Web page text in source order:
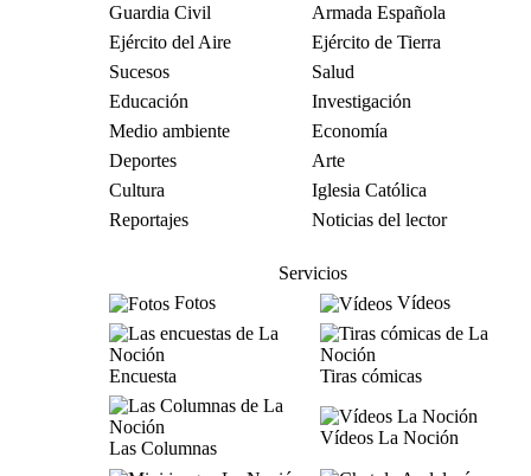
Guardia Civil
Armada Española
Ejército del Aire
Ejército de Tierra
Sucesos
Salud
Educación
Investigación
Medio ambiente
Economía
Deportes
Arte
Cultura
Iglesia Católica
Reportajes
Noticias del lector
Servicios
Fotos
Vídeos
Encuesta Tiras cómicas
Las Columnas
Vídeos La Noción